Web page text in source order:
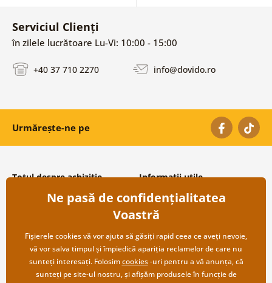
Serviciul Clienți
în zilele lucrătoare Lu-Vi: 10:00 - 15:00
+40 37 710 2270 info@dovido.ro
Urmărește-ne pe
Totul despre achiziție
Condiții și termeni generali
Protecția datelor personale
Transport și modalități de plată
Returnare
Informații utile
Despre noi
Întrebări frecvente
Contacte
Cooperare angro
Ne pasă de confidențialitatea
Voastră
Fișierele cookies vă vor ajuta să găsiți rapid ceea ce aveți nevoie,
vă vor salva timpul și împiedică apariția reclamelor de care nu
sunteți interesați. Folosimcookies-uri pentru a vă anunța, că
sunteți pe site-ul nostru, și afișăm produsele în funcție de